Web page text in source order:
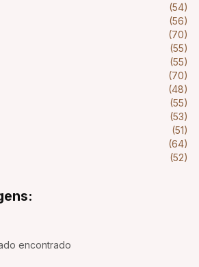
(54)
(56)
(70)
(55)
(55)
(70)
(48)
(55)
(53)
(51)
(64)
(52)
encontrado